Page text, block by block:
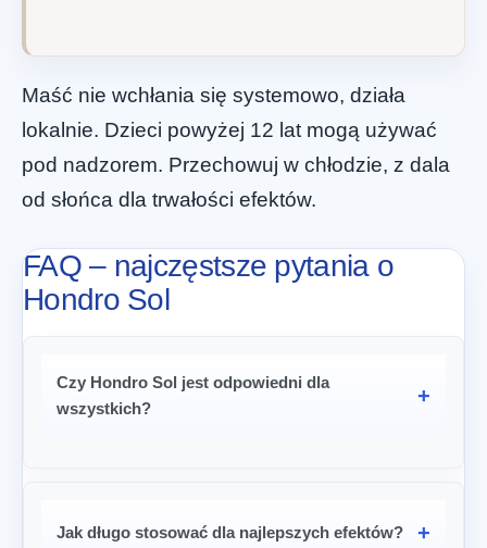
Maść nie wchłania się systemowo, działa
lokalnie. Dzieci powyżej 12 lat mogą używać
pod nadzorem. Przechowuj w chłodzie, z dala
od słońca dla trwałości efektów.
FAQ – najczęstsze pytania o
Hondro Sol
Czy Hondro Sol jest odpowiedni dla
wszystkich?
Jak długo stosować dla najlepszych efektów?